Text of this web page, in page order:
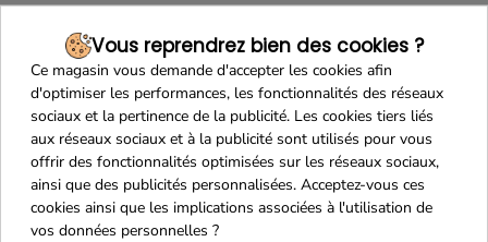
Recevez nos offres
spéciales
Vous reprendrez bien des cookies ?
Ce magasin vous demande d'accepter les cookies afin
d'optimiser les performances, les fonctionnalités des réseaux
sociaux et la pertinence de la publicité. Les cookies tiers liés
aux réseaux sociaux et à la publicité sont utilisés pour vous
offrir des fonctionnalités optimisées sur les réseaux sociaux,
ainsi que des publicités personnalisées. Acceptez-vous ces
cookies ainsi que les implications associées à l'utilisation de
vos données personnelles ?